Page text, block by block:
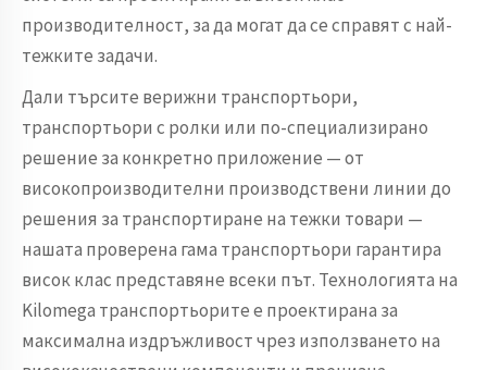
производителност, за да могат да се справят с най-
тежките задачи.
Дали търсите верижни транспортьори,
транспортьори с ролки или по-специализирано
решение за конкретно приложение — от
високопроизводителни производствени линии до
решения за транспортиране на тежки товари —
нашата проверена гама транспортьори гарантира
висок клас представяне всеки път. Технологията на
Kilomega транспортьорите е проектирана за
максимална издръжливост чрез използването на